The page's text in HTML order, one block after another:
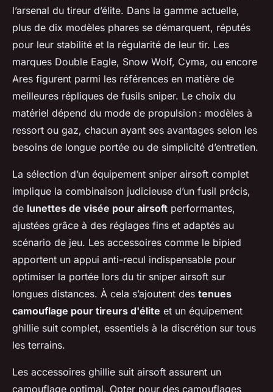
l’arsenal du tireur d’élite. Dans la gamme actuelle,
plus de dix modèles phares se démarquent, réputés
pour leur stabilité et la régularité de leur tir. Les
marques Double Eagle, Snow Wolf, Cyma, ou encore
Ares figurent parmi les références en matière de
meilleures répliques de fusils sniper. Le choix du
matériel dépend du mode de propulsion : modèles à
ressort ou gaz, chacun ayant ses avantages selon les
besoins de longue portée ou de simplicité d’entretien.
La sélection d’un équipement sniper airsoft complet
implique la combinaison judicieuse d’un fusil précis,
de lunettes de visée pour airsoft performantes,
ajustées grâce à des réglages fins et adaptés au
scénario de jeu. Les accessoires comme le bipied
apportent un appui anti-recul indispensable pour
optimiser la portée lors du tir sniper airsoft sur
longues distances. À cela s’ajoutent des tenues
camouflage pour tireurs d'élite et un équipement
ghillie suit complet, essentiels à la discrétion sur tous
les terrains.
Les accessoires ghillie suit airsoft assurent un
camouflage optimal. Opter pour des camouflages